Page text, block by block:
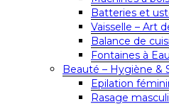
Batteries et
Vaisselle – Art
Balance de
Fontaines à Eau
Beauté – Hygiène &
Epilation
Rasage